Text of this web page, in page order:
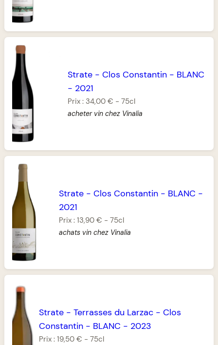
Strate - Clos Constantin - BLANC
- 2021
Prix : 34,00 € -75cl
acheter vin chez Vinalia
Strate - Clos Constantin - BLANC -
2021
Prix :13,90 € -75cl
achats vin chez Vinalia
Strate -Terrasses du Larzac - Clos
Constantin - BLANC - 2023
Prix :19,50 € -75cl